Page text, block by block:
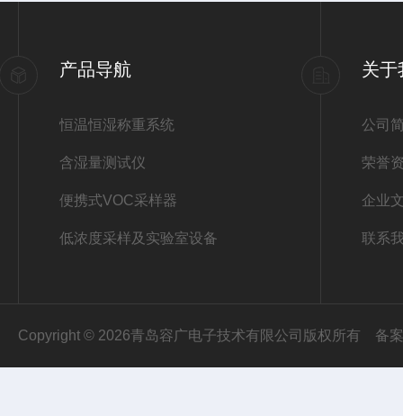
产品导航
恒温恒湿称重系统
含湿量测试仪
便携式VOC采样器
低浓度采样及实验室设备
关于
公司
荣誉
企业
联系
Copyright © 2026青岛容广电子技术有限公司版权所有 备